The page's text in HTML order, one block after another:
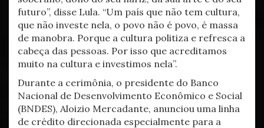
futuro”, disse Lula. “Um país que não tem cultura,
que não investe nela, o povo não é povo, é massa
de manobra. Porque a cultura politiza e refresca a
cabeça das pessoas. Por isso que acreditamos
muito na cultura e investimos nela”.
Durante a cerimônia, o presidente do Banco
Nacional de Desenvolvimento Econômico e Social
(BNDES), Aloizio Mercadante, anunciou uma linha
de crédito direcionada especialmente para a